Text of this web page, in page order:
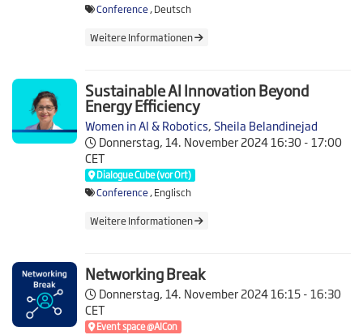
Conference, Deutsch
Weitere Informationen
Sustainable AI Innovation Beyond
Energy Efficiency
Women in AI & Robotics,Sheila Belandinejad
Donnerstag, 14. November 202416:30 - 17:00
CET
Dialogue Cube (vor Ort)
Conference, Englisch
Weitere Informationen
Networking Break
Donnerstag, 14. November 202416:15 - 16:30
CET
Event space @AICon